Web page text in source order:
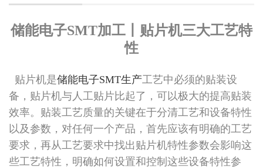
储能电子SMT加工丨贴片机三大工艺特
性
贴片机是储能电子SMT生产工艺中必须的贴装设
备，贴片机与人工贴片比起了，可以极大的提高贴装
效率。贴装工艺质量的关键在于分清工艺和设备特性
以及参数，对任何一个产品，首先应该有明确的工艺
要求，再从工艺要求中找出贴片机特性参数会影响这
些工艺特性，明确如何设置和控制这些设备特性参